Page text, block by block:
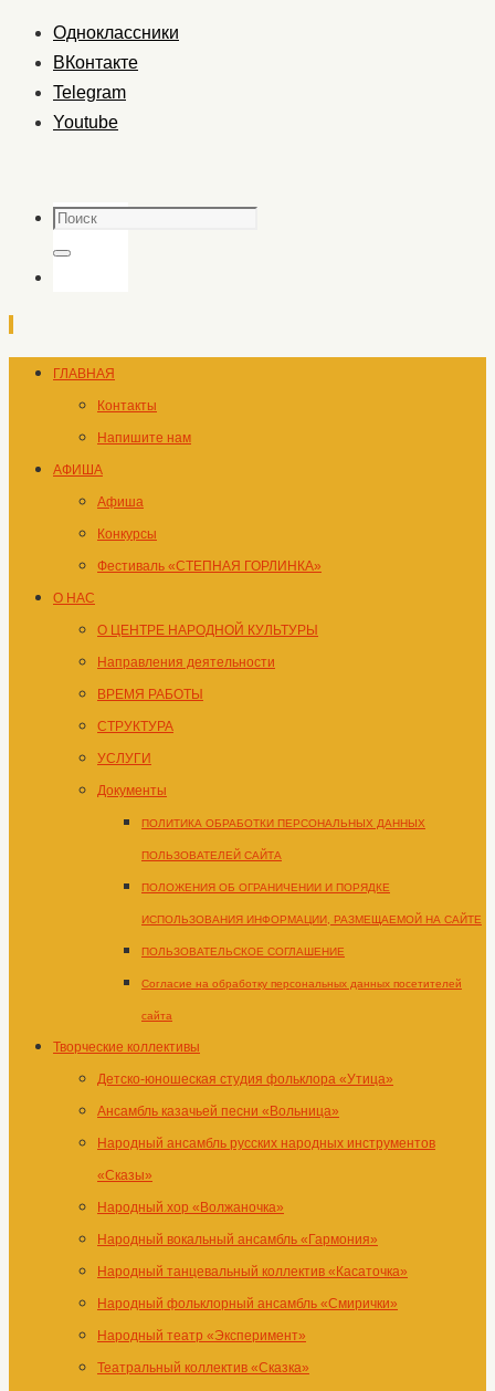
Одноклассники
ВКонтакте
Telegram
Youtube
Поиск
Поиск
Перейти
содержимому
ГЛАВНАЯ
Контакты
Напишите нам
АФИША
Афиша
Конкурсы
Фестиваль «СТЕПНАЯ ГОРЛИНКА»
О НАС
О ЦЕНТРЕ НАРОДНОЙ КУЛЬТУРЫ
Направления деятельности
ВРЕМЯ РАБОТЫ
СТРУКТУРА
УСЛУГИ
Документы
ПОЛИТИКА ОБРАБОТКИ ПЕРСОНАЛЬНЫХ ДАННЫХ
ПОЛЬЗОВАТЕЛЕЙ САЙТА
ПОЛОЖЕНИЯ ОБ ОГРАНИЧЕНИИ И ПОРЯДКЕ
ИСПОЛЬЗОВАНИЯ ИНФОРМАЦИИ, РАЗМЕЩАЕМОЙ НА САЙТЕ
ПОЛЬЗОВАТЕЛЬСКОЕ СОГЛАШЕНИЕ
Согласие на обработку персональных данных посетителей
сайта
Творческие коллективы
Детско-юношеская студия фольклора «Утица»
Ансамбль казачьей песни «Вольница»
Народный ансамбль русских народных инструментов
«Сказы»
Народный хор «Волжаночка»
Народный вокальный ансамбль «Гармония»
Народный танцевальный коллектив «Касаточка»
Народный фольклорный ансамбль «Смирички»
Народный театр «Эксперимент»
Театральный коллектив «Сказка»